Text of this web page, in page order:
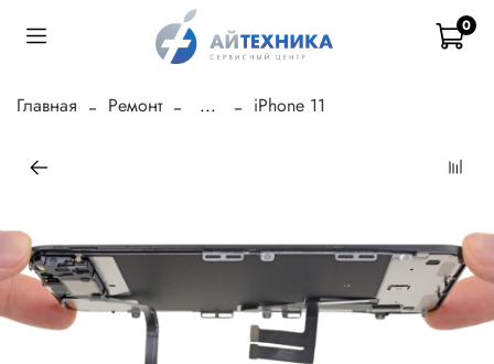
0
Главная Ремонт ... iPhone 11